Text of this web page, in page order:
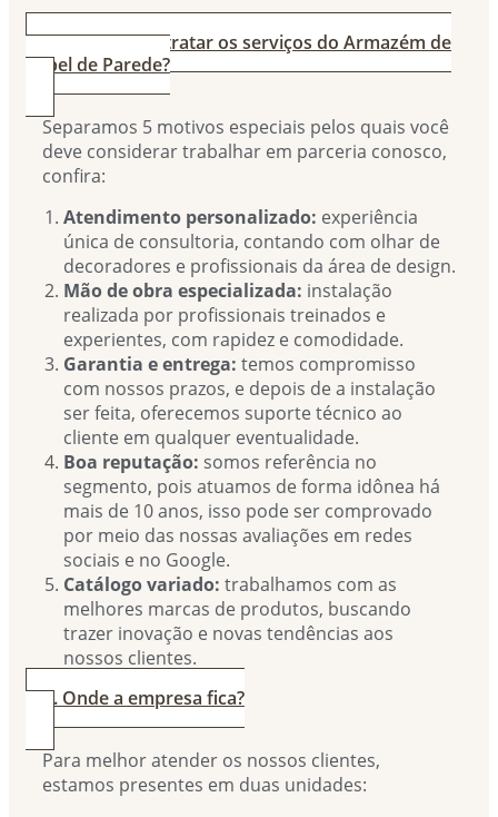
3. Por que contratar os serviços do Armazém de
Papel de Parede?
Separamos 5 motivos especiais pelos quais você
deve considerar trabalhar em parceria conosco,
confira:
Atendimento personalizado: experiência
única de consultoria, contando com olhar de
decoradores e profissionais da área de design.
Mão de obra especializada: instalação
realizada por profissionais treinados e
experientes, com rapidez e comodidade.
Garantia e entrega: temos compromisso
com nossos prazos, e depois de a instalação
ser feita, oferecemos suporte técnico ao
cliente em qualquer eventualidade.
Boa reputação: somos referência no
segmento, pois atuamos de forma idônea há
mais de 10 anos, isso pode ser comprovado
por meio das nossas avaliações em redes
sociais e no Google.
Catálogo variado: trabalhamos com as
melhores marcas de produtos, buscando
trazer inovação e novas tendências aos
nossos clientes.
4. Onde a empresa fica?
Para melhor atender os nossos clientes,
estamos presentes em duas unidades: